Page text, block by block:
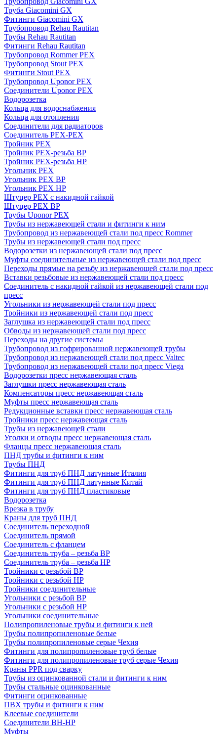
Труба Giacomini GX
Фитинги Giacomini GX
Трубопровод Rehau Rautitan
Трубы Rehau Rautitan
Фитинги Rehau Rautitan
Трубопровод Rommer PEX
Трубопровод Stout PEX
Фитинги Stout PEX
Трубопровод Uponor PEX
Соединители Uponor PEX
Водорозетка
Кольца для водоснабжения
Кольца для отопления
Соединители для радиаторов
Соединитель PEX-PEX
Тройник PEX
Тройник PEX-резьба ВР
Тройник PEX-резьба НР
Угольник PEX
Угольник PEX ВР
Угольник PEX НР
Штуцер PEX c накидной гайкой
Штуцер PEX ВР
Трубы Uponor PEX
Трубы из нержавеющей стали и фитинги к ним
Трубопровод из нержавеющей стали под пресс Rommer
Трубы из нержавеющей стали под пресс
Водорозетки из нержавеющей стали под пресс
Муфты соединительные из нержавеющей стали под пресс
Переходы прямые на резьбу из нержавеющей стали под пресс
Вставки резьбовые из нержавеющей стали под пресс
Соединитель с накидной гайкой из нержавеющей стали под
пресс
Угольники из нержавеющей стали под пресс
Тройники из нержавеющей стали под пресс
Заглушка из нержавеющей стали под пресс
Обводы из нержавеющей стали под пресс
Переходы на другие системы
Трубопровод из гофрированной нержавеющей трубы
Трубопровод из нержавеющей стали под пресс Valtec
Трубопровод из нержавеющей стали под пресс Viega
Водорозетки пресс нержавеющая сталь
Заглушки пресс нержавеющая сталь
Компенсаторы пресс нержавеющая сталь
Муфты пресс нержавеющая сталь
Редукционные вставки пресс нержавеющая сталь
Тройники пресс нержавеющая сталь
Трубы из нержавеющей стали
Уголки и отводы пресс нержавеющая сталь
Фланцы пресс нержавеющая сталь
ПНД трубы и фитинги к ним
Трубы ПНД
Фитинги для труб ПНД латунные Италия
Фитинги для труб ПНД латунные Китай
Фитинги для труб ПНД пластиковые
Водорозетка
Врезка в трубу
Краны для труб ПНД
Соединитель переходной
Соединитель прямой
Соединитель с фланцем
Соединитель труба – резьба ВР
Соединитель труба – резьба НР
Тройники с резьбой ВР
Тройники с резьбой НР
Тройники соединительные
Угольники с резьбой ВР
Угольники с резьбой НР
Угольники соединительные
Полипропиленовые трубы и фитинги к ней
Трубы полипропиленовые белые
Трубы полипропиленовые серые Чехия
Фитинги для полипропиленовые труб белые
Фитинги для полипропиленовые труб серые Чехия
Краны PPR под сварку
Трубы из оцинкованной стали и фитинги к ним
Трубы стальные оцинкованные
Фитинги оцинкованные
ПВХ трубы и фитинги к ним
Клеевые соединители
Соединители ВН-НР
Муфты